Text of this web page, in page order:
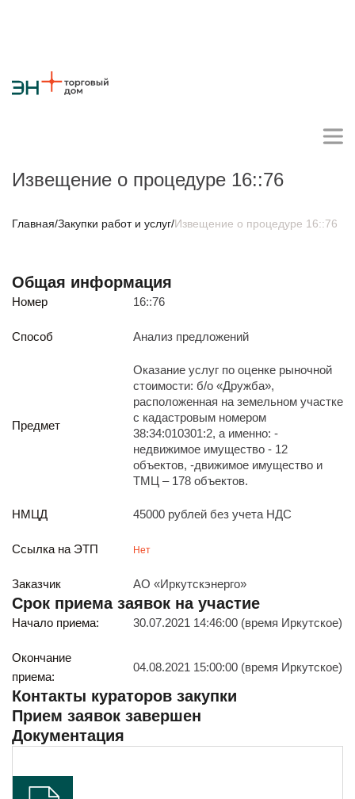
О компании
Стратегия
Карьера Крупные проекты
Противодействие коррупции
Закупки работ и услуг
Реализация непрофильных активов
Иркутск
ул. Рабочая, 22
Режим работы (UTC+8)
с 8:00 до 17:15
Перерыв на обед с 12 до 13 часов
И бесплатно получайте ценную информацию
Будьте всегда в курсе
Извещение о процедуре 16::76
Главная/Закупки работ и услуг/Извещение о процедуре 16::76
Общая информация
Номер 16::76
Способ Анализ предложений
Предмет
Оказание услуг по оценке рыночной
стоимости: б/о «Дружба»,
расположенная на земельном участке
с кадастровым номером
38:34:010301:2, а именно: -
недвижимое имущество - 12
объектов, -движимое имущество и
ТМЦ – 178 объектов.
НМЦД 45000 рублей без учета НДС
Ссылка на ЭТП Нет
Заказчик АО «Иркутскэнерго»
Срок приема заявок на участие
Начало приема: 30.07.2021 14:46:00 (время Иркутское)
Окончание
приема:
04.08.2021 15:00:00 (время Иркутское)
Контакты кураторов закупки
Прием заявок завершен
Документация